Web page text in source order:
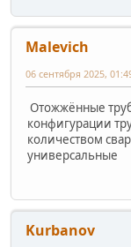
Malevich
06 сентября 2025,
Отожжённые
конфигурации
количеством
универсальные
Kurbanov